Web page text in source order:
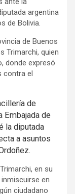
argentina
de Bolivia.
de Buenos
Trimarchi, quien
donde expresó
contra el
de
Embajada de
la diputada
a asuntos
en su
en
ciudadano